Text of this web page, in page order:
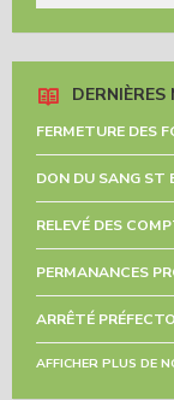
DERNIÈRES
FERMETURE DES
DON DU SANG ST
RELEVÉ DES
PERMANANCES
ARRÊTÉ
AFFICHER PLUS DE